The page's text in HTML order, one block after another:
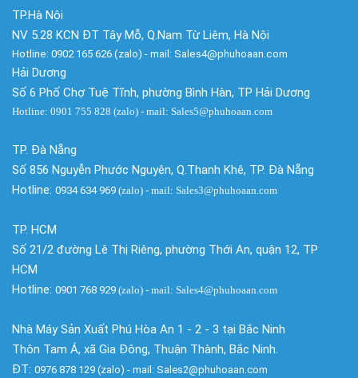
TP.Hà Nội
NV 5.28 KCN ĐT Tây Mỗ, Q.Nam Từ Liêm, Hà Nội
Hotline: 0902 165 626 (zalo) - mail: Sales4@phuhoaan.com
Hải Dương
Số 6 Phố Chợ Tuệ Tĩnh, phường Bình Hàn, TP Hải Dương
Hotline: 0901 755 828 (zalo) - mail: Sales5@phuhoaan.com
TP. Đà Nẵng
Số 856 Nguyễn Phước Nguyên, Q.Thanh Khê, TP. Đà Nẵng
Hotline: 0934 634 969 (zalo) - mail: Sales3@phuhoaan.com
TP. HCM
Số 21/2 đường Lê Thị Riêng, phường Thới An, quận 12, TP
HCM
Hotline: 0901 768 929 (zalo) - mail: Sales4@phuhoaan.com
Nhà Máy Sản Xuất Phú Hòa An 1 - 2 - 3 tại Bắc Ninh
Thôn Tam Á, xã Gia Đông, Thuận Thành, Bắc Ninh.
ĐT: 0976 878 129 (zalo) - mail: Sales2@phuhoaan.com